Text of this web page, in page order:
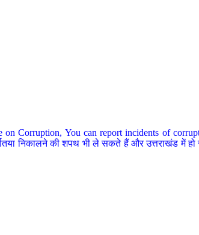
Corruption, You can report incidents of
निकालने की शपथ भी ले सकते हैं और उत्तराखंड में हो